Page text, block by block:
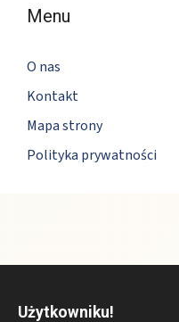
Menu
O nas
Kontakt
Mapa strony
Polityka prywatności
Użytkowniku!